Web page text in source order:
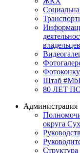
владельцев
Штаб
80 ЛЕТ
Администрация
округа